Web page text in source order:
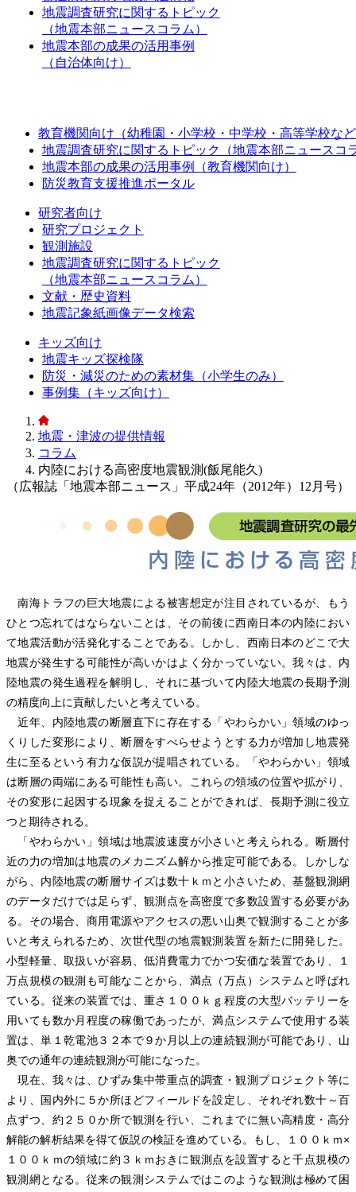
地震調査研究に関するトピック
（地震本部ニュースコラム）
地震本部の成果の活用事例
（自治体向け）
教育機関向け（幼稚園・小学校・中学校・高等学校な
地震調査研究に関するトピック（地震本部ニュースコ
地震本部の成果の活用事例（教育機関向け）
防災教育支援推進ポータル
研究者向け
研究プロジェクト
観測施設
地震調査研究に関するトピック
（地震本部ニュースコラム）
文献・歴史資料
地震記象紙画像データ検索
キッズ向け
地震キッズ探検隊
防災・減災のための素材集（小学生のみ）
事例集（キッズ向け）
地震・津波の提供情報
コラム
内陸における高密度地震観測(飯尾能久)
（広報誌「地震本部ニュース」平成24年（2012年）12月号）
南海トラフの巨大地震による被害想定が注目されているが、もう
ひとつ忘れてはならないことは、その前後に西南日本の内陸におい
て地震活動が活発化することである。しかし、西南日本のどこで大
地震が発生する可能性が高いかはよく分かっていない。我々は、内
陸地震の発生過程を解明し、それに基づいて内陸大地震の長期予測
の精度向上に貢献したいと考えている。
近年、内陸地震の断層直下に存在する「やわらかい」領域のゆっ
くりした変形により、断層をすべらせようとする力が増加し地震発
生に至るという有力な仮説が提唱されている。「やわらかい」領域
は断層の両端にある可能性も高い。これらの領域の位置や拡がり、
その変形に起因する現象を捉えることができれば、長期予測に役立
つと期待される。
「やわらかい」領域は地震波速度が小さいと考えられる。断層付
近の力の増加は地震のメカニズム解から推定可能である。しかしな
がら、内陸地震の断層サイズは数十ｋｍと小さいため、基盤観測網
のデータだけでは足らず、観測点を高密度で多数設置する必要があ
る。その場合、商用電源やアクセスの悪い山奥で観測することが多
いと考えられるため、次世代型の地震観測装置を新たに開発した。
小型軽量、取扱いが容易、低消費電力でかつ安価な装置であり、１
万点規模の観測も可能なことから、満点（万点）システムと呼ばれ
ている。従来の装置では、重さ１００ｋｇ程度の大型バッテリーを
用いても数か月程度の稼働であったが、満点システムで使用する装
置は、単１乾電池３２本で９か月以上の連続観測が可能であり、山
奥での通年の連続観測が可能になった。
現在、我々は、ひずみ集中帯重点的調査・観測プロジェクト等に
より、国内外に５か所ほどフィールドを設定し、それぞれ数十～百
点ずつ、約２５０か所で観測を行い、これまでに無い高精度・高分
解能の解析結果を得て仮説の検証を進めている。もし、１００ｋｍ×
１００ｋｍの領域に約３ｋｍおきに観測点を設置すると千点規模の
観測網となる。従来の観測システムではこのような観測は極めて困